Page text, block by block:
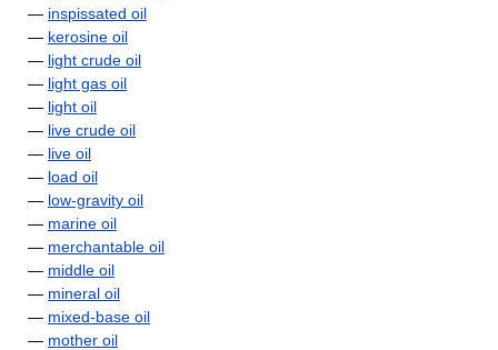
— inspissated oil
— kerosine oil
— light crude oil
— light gas oil
— light oil
— live crude oil
— live oil
— load oil
— low-gravity oil
— marine oil
— merchantable oil
— middle oil
— mineral oil
— mixed-base oil
— mother oil